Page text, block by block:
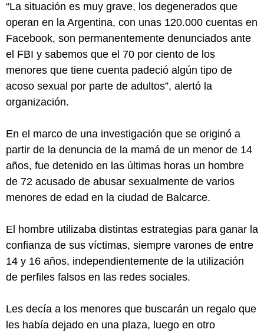
“La situación es muy grave, los degenerados que
operan en la Argentina, con unas 120.000 cuentas en
Facebook, son permanentemente denunciados ante
el FBI y sabemos que el 70 por ciento de los
menores que tiene cuenta padeció algún tipo de
acoso sexual por parte de adultos”, alertó la
organización.
En el marco de una investigación que se originó a
partir de la denuncia de la mamá de un menor de 14
años, fue detenido en las últimas horas un hombre
de 72 acusado de abusar sexualmente de varios
menores de edad en la ciudad de Balcarce.
El hombre utilizaba distintas estrategias para ganar la
confianza de sus víctimas, siempre varones de entre
14 y 16 años, independientemente de la utilización
de perfiles falsos en las redes sociales.
Les decía a los menores que buscarán un regalo que
les había dejado en una plaza, luego en otro